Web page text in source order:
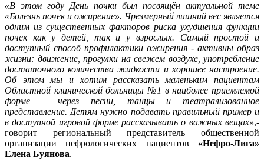
«В этом году День почки был посвящён актуальной теме
«Болезнь почек и ожирение». Чрезмерный лишний вес является
одним из существенных факторов риска ухудшения функции
почек как у детей, так и у взрослых. Самый простой и
доступный способ профилактики ожирения - активны образ
жизни: движение, прогулки на свежем воздухе, употребление
достаточного количества жидкости и хорошее настроение.
Об этом мы и хотим рассказать маленьким пациентам
Областной клинической больницы №1 в наиболее приемлемой
форме – через песни, танцы и театрализованное
представление. Детям нужно подавать правильный пример и
в доступной игровой форме рассказывать о важных вещах»,-
говорит
региональный представитель общественной
организации нефрологических пациентов «Нефро-Лига»
Елена Буянова.